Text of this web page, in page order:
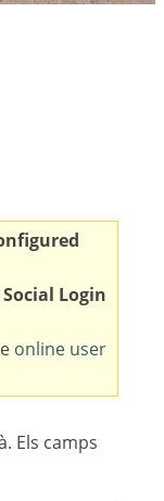
Login
online user
Els camps